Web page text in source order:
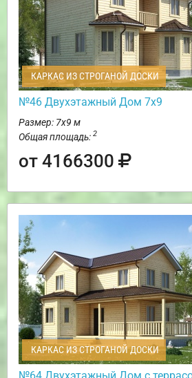
КАРКАС ИЗ СТРОГАНОЙ ДОСКИ
№46 Двухэтажный Дом 7х9
Размер: 7х9 м
Общая площадь: 2
от 4166300
КАРКАС ИЗ СТРОГАНОЙ ДОСКИ